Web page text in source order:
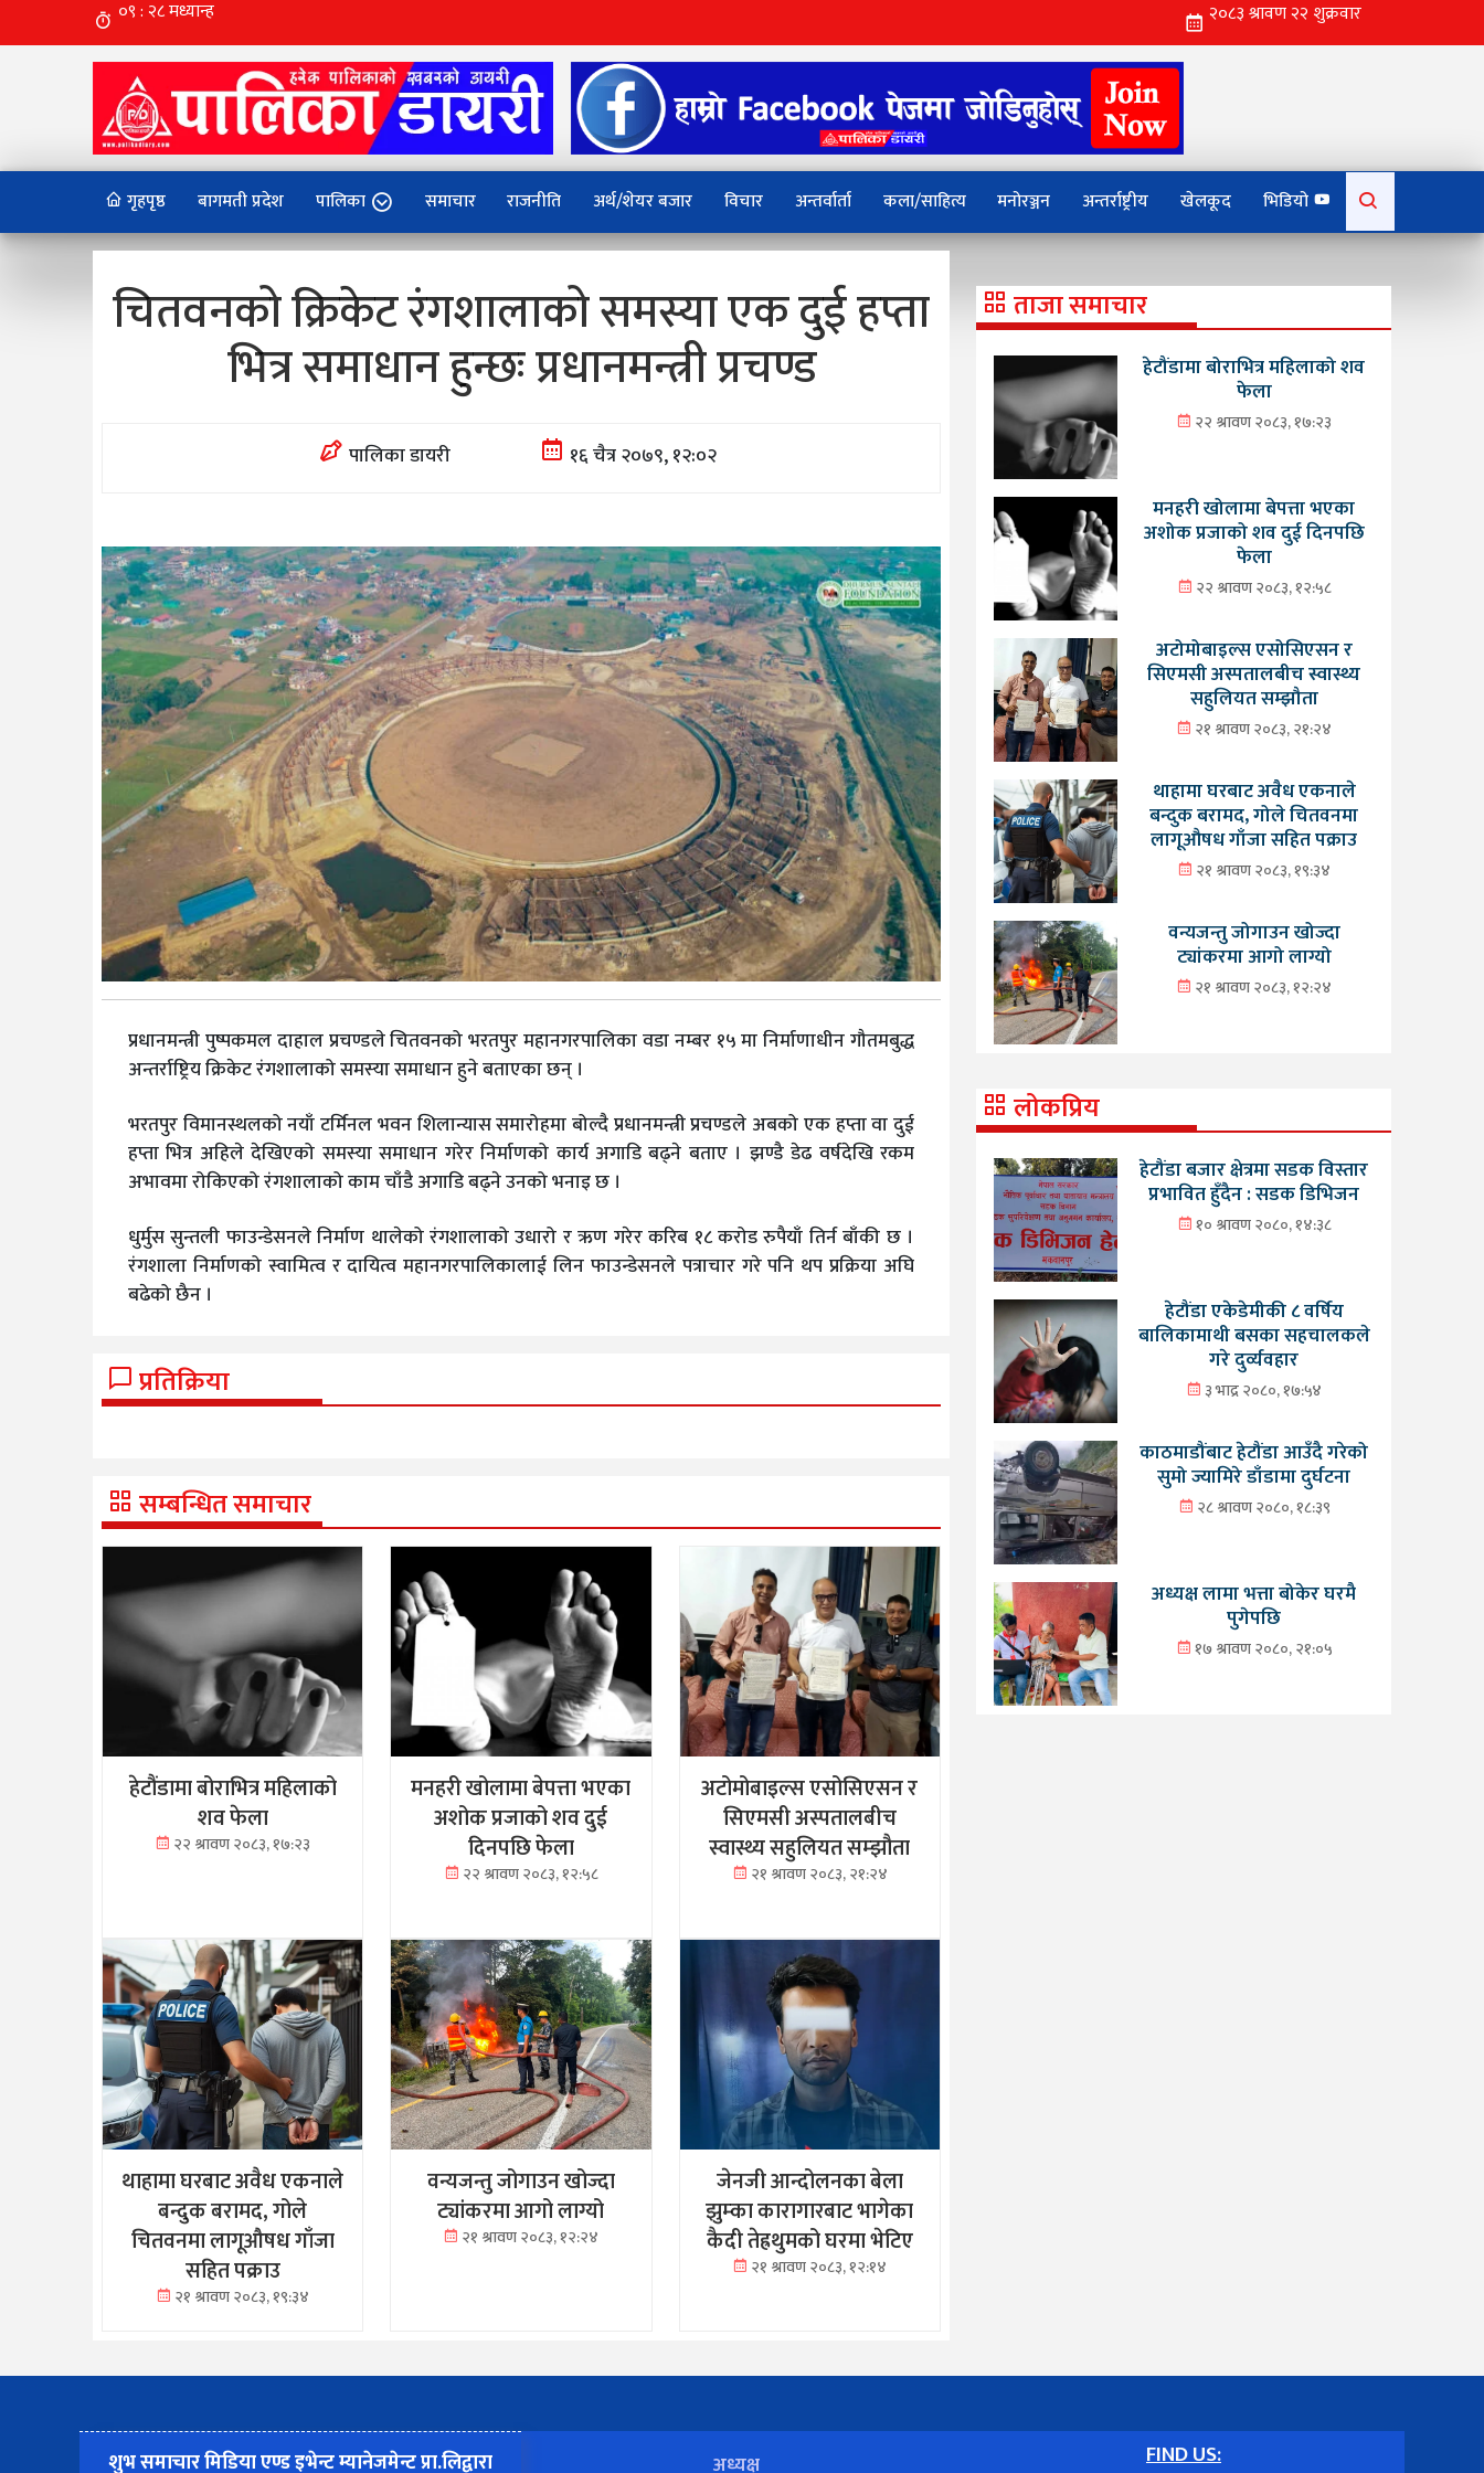
गृहपृष्ठ बागमती प्रदेश पालिका समाचार राजनीति अर्थ/शेयर बजार विचार अन्तर्वार्ता कला/साहित्य मनोरञ्जन अन्तर्राष्ट्रीय खेलकूद भिडियो
for:
चितवनको क्रिकेट रंगशालाको समस्या एक दुई हप्ता
भित्र समाधान हुन्छः प्रधानमन्त्री प्रचण्ड
पालिका डायरी १६ चैत्र २०७९, १२:०२
प्रधानमन्त्री पुष्पकमल दाहाल प्रचण्डले चितवनको भरतपुर महानगरपालिका वडा नम्बर १५ मा निर्माणाधीन गौतमबुद्ध
अन्तर्राष्ट्रिय क्रिकेट रंगशालाको समस्या समाधान हुने बताएका छन् ।
भरतपुर विमानस्थलको नयाँ टर्मिनल भवन शिलान्यास समारोहमा बोल्दै प्रधानमन्त्री प्रचण्डले अबको एक हप्ता वा दुई
हप्ता भित्र अहिले देखिएको समस्या समाधान गरेर निर्माणको कार्य अगाडि बढ्ने बताए । झण्डै डेढ वर्षदेखि रकम
अभावमा रोकिएको रंगशालाको काम चाँडै अगाडि बढ्ने उनको भनाइ छ ।
धुर्मुस सुन्तली फाउन्डेसनले निर्माण थालेको रंगशालाको उधारो र ऋण गरेर करिब १८ करोड रुपैयाँ तिर्न बाँकी छ ।
रंगशाला निर्माणको स्वामित्व र दायित्व महानगरपालिकालाई लिन फाउन्डेसनले पत्राचार गरे पनि थप प्रक्रिया अघि
बढेको छैन ।
प्रतिक्रिया
सम्बन्धित समाचार
हेटौंडामा बोराभित्र महिलाको
शव फेला
२२ श्रावण २०८३, १७:२३
मनहरी खोलामा बेपत्ता भएका
अशोक प्रजाको शव दुई
दिनपछि फेला
२२ श्रावण २०८३, १२:५८
अटोमोबाइल्स एसोसिएसन र
सिएमसी अस्पतालबीच
स्वास्थ्य सहुलियत सम्झौता
२१ श्रावण २०८३, २१:२४
थाहामा घरबाट अवैध एकनाले
बन्दुक बरामद, गोले
चितवनमा लागूऔषध गाँजा
सहित पक्राउ
२१ श्रावण २०८३, १९:३४
वन्यजन्तु जोगाउन खोज्दा
ट्यांकरमा आगो लाग्यो
२१ श्रावण २०८३, १२:२४
जेनजी आन्दोलनका बेला
झुम्का कारागारबाट भागेका
कैदी तेह्रथुमको घरमा भेटिए
२१ श्रावण २०८३, १२:१४
ताजा समाचार
हेटौंडामा बोराभित्र महिलाको शव
फेला
२२ श्रावण २०८३, १७:२३
मनहरी खोलामा बेपत्ता भएका
अशोक प्रजाको शव दुई दिनपछि
फेला
२२ श्रावण २०८३, १२:५८
अटोमोबाइल्स एसोसिएसन र
सिएमसी अस्पतालबीच स्वास्थ्य
सहुलियत सम्झौता
२१ श्रावण २०८३, २१:२४
थाहामा घरबाट अवैध एकनाले
बन्दुक बरामद, गोले चितवनमा
लागूऔषध गाँजा सहित पक्राउ
२१ श्रावण २०८३, १९:३४
वन्यजन्तु जोगाउन खोज्दा
ट्यांकरमा आगो लाग्यो
२१ श्रावण २०८३, १२:२४
लोकप्रिय
हेटौंडा बजार क्षेत्रमा सडक विस्तार
प्रभावित हुँदैन : सडक डिभिजन
१० श्रावण २०८०, १४:३८
हेटौंडा एकेडेमीकी ८ वर्षिय
बालिकामाथी बसका सहचालकले
गरे दुर्व्यवहार
३ भाद्र २०८०, १७:५४
काठमाडौंबाट हेटौंडा आउँदै गरेको
सुमो ज्यामिरे डाँडामा दुर्घटना
२८ श्रावण २०८०, १८:३९
अध्यक्ष लामा भत्ता बोकेर घरमै
पुगेपछि
१७ श्रावण २०८०, २१:०५
शुभ समाचार मिडिया एण्ड इभेन्ट म्यानेजमेन्ट प्रा.लिद्वारा अध्यक्ष FIND US: